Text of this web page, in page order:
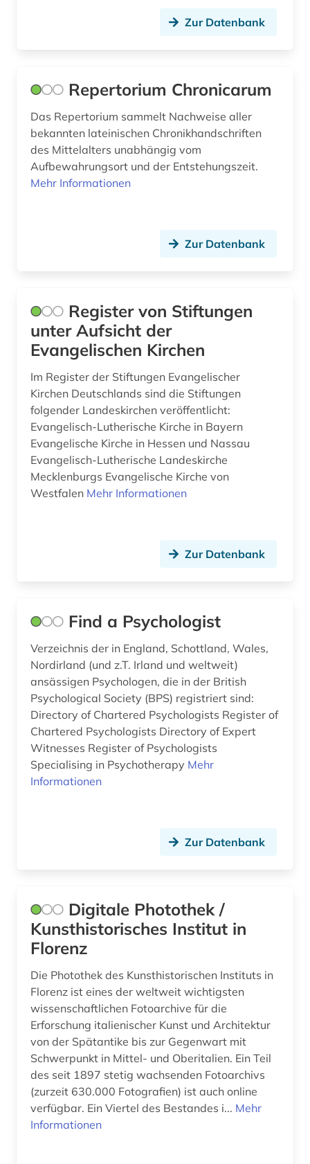
mittelalter (1)
mittellatein (1)
moldawien (1)
museum (4)
münze (1)
nachschlagewerk (1)
naturwissenschaft (1)
neuenhuntorf (1)
niederlande (1)
niedersachsen (1)
ortsverzeichnis (1)
ostrakon (1)
papyrus (2)
patente (1)
person (1)
pflanzen (3)
polizeirecht (1)
porzellan (1)
predigt (1)
preis (2)
preußen (1)
privatbibliothek (1)
prüfzeugnis (1)
Zur Datenbank
Repertorium Chronicarum
Das Repertorium sammelt Nachweise aller
bekannten lateinischen Chronikhandschriften
des Mittelalters unabhängig vom
Aufbewahrungsort und der Entstehungszeit.
Mehr Informationen
Zur Datenbank
Register von Stiftungen
unter Aufsicht der
Evangelischen Kirchen
Im Register der Stiftungen Evangelischer
Kirchen Deutschlands sind die Stiftungen
folgender Landeskirchen veröffentlicht:
Evangelisch-Lutherische Kirche in Bayern
Evangelische Kirche in Hessen und Nassau
Evangelisch-Lutherische Landeskirche
Mecklenburgs Evangelische Kirche von
Westfalen Mehr Informationen
Zur Datenbank
Find a Psychologist
Verzeichnis der in England, Schottland, Wales,
Nordirland (und z.T. Irland und weltweit)
ansässigen Psychologen, die in der British
Psychological Society (BPS) registriert sind:
Directory of Chartered Psychologists Register of
Chartered Psychologists Directory of Expert
Witnesses Register of Psychologists
Specialising in Psychotherapy Mehr
Informationen
Zur Datenbank
Digitale Photothek /
Kunsthistorisches Institut in
Florenz
Die Photothek des Kunsthistorischen Instituts in
Florenz ist eines der weltweit wichtigsten
wissenschaftlichen Fotoarchive für die
Erforschung italienischer Kunst und Architektur
von der Spätantike bis zur Gegenwart mit
Schwerpunkt in Mittel- und Oberitalien. Ein Teil
des seit 1897 stetig wachsenden Fotoarchivs
(zurzeit 630.000 Fotografien) ist auch online
verfügbar. Ein Viertel des Bestandes i... Mehr
Informationen